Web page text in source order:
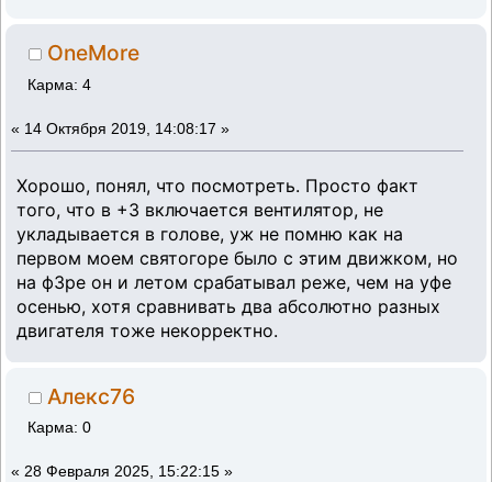
OneMore
Карма: 4
« 14 Октября 2019, 14:08:17 »
Хорошо, понял, что посмотреть. Просто факт
того, что в +3 включается вентилятор, не
укладывается в голове, уж не помню как на
первом моем святогоре было с этим движком, но
на ф3ре он и летом срабатывал реже, чем на уфе
осенью, хотя сравнивать два абсолютно разных
двигателя тоже некорректно.
Алекс76
Карма: 0
« 28 Февраля 2025, 15:22:15 »